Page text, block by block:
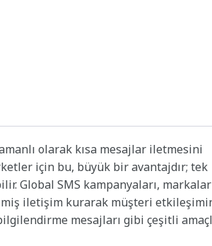
olarak kısa mesajlar iletmesini
için bu, büyük bir avantajdır; tek
Global SMS kampanyaları,
iletişim kurarak müşteri
mesajları gibi çeşitli